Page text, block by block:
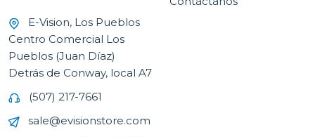
E-Vision, Los Pueblos
Centro Comercial Los
Pueblos (Juan Díaz)
Detrás de Conway, local A7
(507) 217-7661
sale@evisionstore.com